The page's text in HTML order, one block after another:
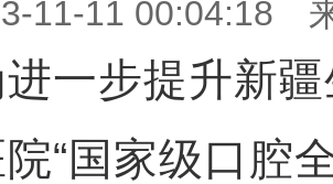
11-11 00:04:18
步提升新疆
“国家级口腔